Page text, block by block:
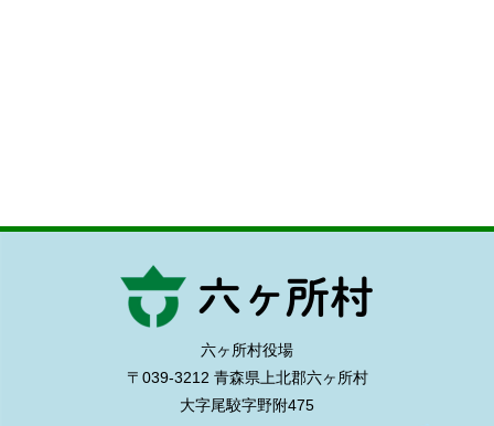
六ヶ所村役場
〒039-3212 青森県上北郡六ヶ所村
大字尾駮字野附475